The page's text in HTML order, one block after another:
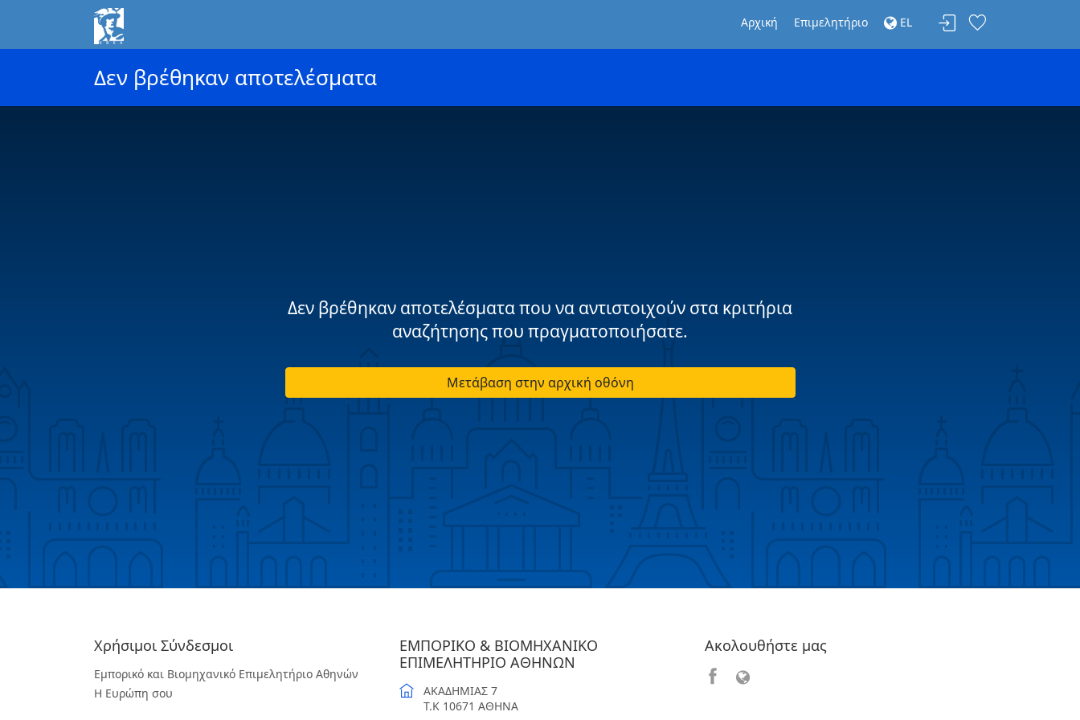
Αρχική Επιμελητήριο EL
Δεν βρέθηκαν αποτελέσματα
Δεν βρέθηκαν αποτελέσματα που να αντιστοιχούν στα κριτήρια
αναζήτησης που πραγματοποιήσατε.
Μετάβαση στην αρχική οθόνη
Χρήσιμοι Σύνδεσμοι
Εμπορικό και Βιομηχανικό Επιμελητήριο Αθηνών
Η Ευρώπη σου
ΕΜΠΟΡΙΚΟ & ΒΙΟΜΗΧΑΝΙΚΟ
ΕΠΙΜΕΛΗΤΗΡΙΟ ΑΘΗΝΩΝ
ΑΚΑΔΗΜΙΑΣ 7
T.K 10671 ΑΘΗΝΑ
Ακολουθήστε μας